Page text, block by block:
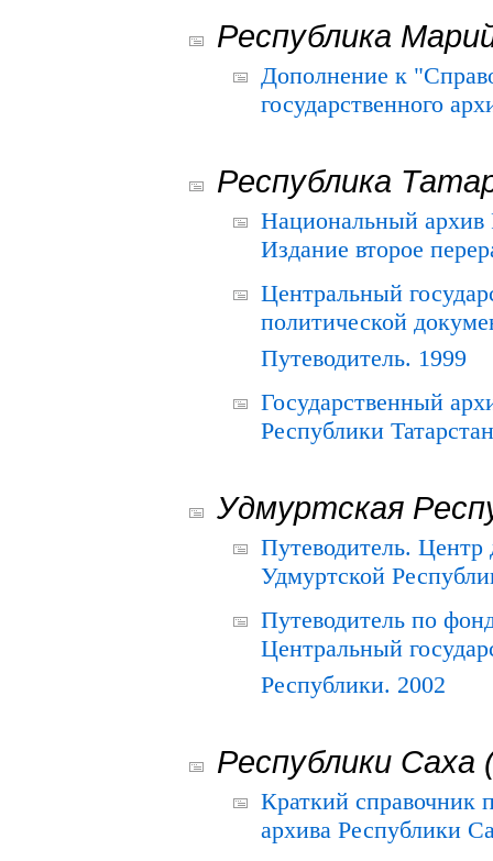
Республика
Дополнение к
государственного
Республика
Национальный архив
Издание второе
Центральный
политической
Путеводитель. 1999
Государственный
Республики
Удмуртская
Путеводитель.
Удмуртской
Путеводитель по
Центральный
Республики. 2002
Республики Саха
Краткий справочник
архива Республики